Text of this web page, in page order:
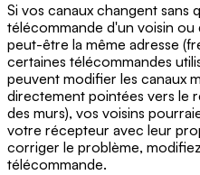
Si vos canaux changent sans
télécommande d'un voisin ou
peut-être la même adresse
certaines télécommandes
peuvent modifier les canaux
directement pointées vers le
des murs), vos voisins
votre récepteur avec leur
corriger le problème,
télécommande.